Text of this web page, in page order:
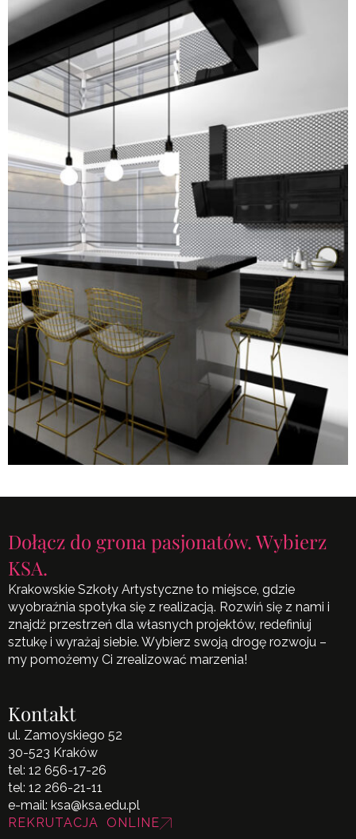
Dołącz do grona pasjonatów. Wybierz
KSA.
Krakowskie Szkoły Artystyczne to miejsce, gdzie
wyobraźnia spotyka się z realizacją. Rozwiń się z nami i
znajdź przestrzeń dla własnych projektów, redefiniuj
sztukę i wyrażaj siebie. Wybierz swoją drogę rozwoju –
my pomożemy Ci zrealizować marzenia!
Kontakt
ul. Zamoyskiego 52
30-523 Kraków
tel: 12 656-17-26
tel: 12 266-21-11
e-mail: ksa@ksa.edu.pl
REKRUTACJA ONLINE